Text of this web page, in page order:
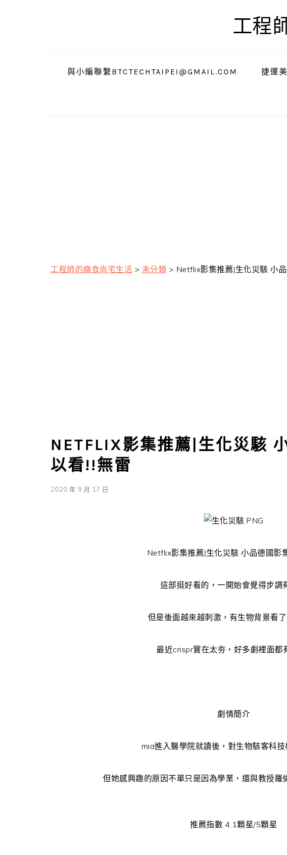
工程
與小編聯繫BTCTECHTAIPEI@GMAIL.COM 捷運
工程師的癮食尚宅生活 > 未分類 > Netflix影集推薦|生化災駭 小
NETFLIX影集推薦|生化災駭
以看!!無雷
2020 年 9 月 17 日
Netflix影集推薦|生化災駭 小品德國影
這部挺好看的，一開始會覺得步調
但是後面越來越刺激，有生物背景看
最近crispr實在太夯，好多劇裡面都
劇情簡介
mia進入醫學院就讀後，對生物駭客科
但她感興趣的原因不單只是因為學業，還與教授羅
推薦指數 4.1顆星/5顆星